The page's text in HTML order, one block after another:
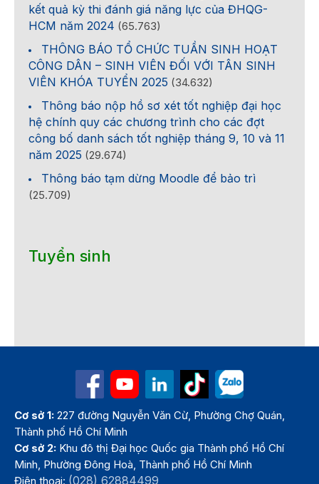
kết quả kỳ thi đánh giá năng lực của ĐHQG-
HCM năm 2024 (65.763)
THÔNG BÁO TỔ CHỨC TUẦN SINH HOẠT
CÔNG DÂN – SINH VIÊN ĐỐI VỚI TÂN SINH
VIÊN KHÓA TUYỂN 2025 (34.632)
Thông báo nộp hồ sơ xét tốt nghiệp đại học
hệ chính quy các chương trình cho các đợt
công bố danh sách tốt nghiệp tháng 9, 10 và 11
năm 2025 (29.674)
Thông báo tạm dừng Moodle để bảo trì
(25.709)
Tuyển sinh
Cơ sở 1: 227 đường Nguyễn Văn Cừ, Phường Chợ Quán,
Thành phố Hồ Chí Minh
Cơ sở 2: Khu đô thị Đại học Quốc gia Thành phố Hồ Chí
Minh, Phường Đông Hoà, Thành phố Hồ Chí Minh
Điện thoại: (028) 62884499